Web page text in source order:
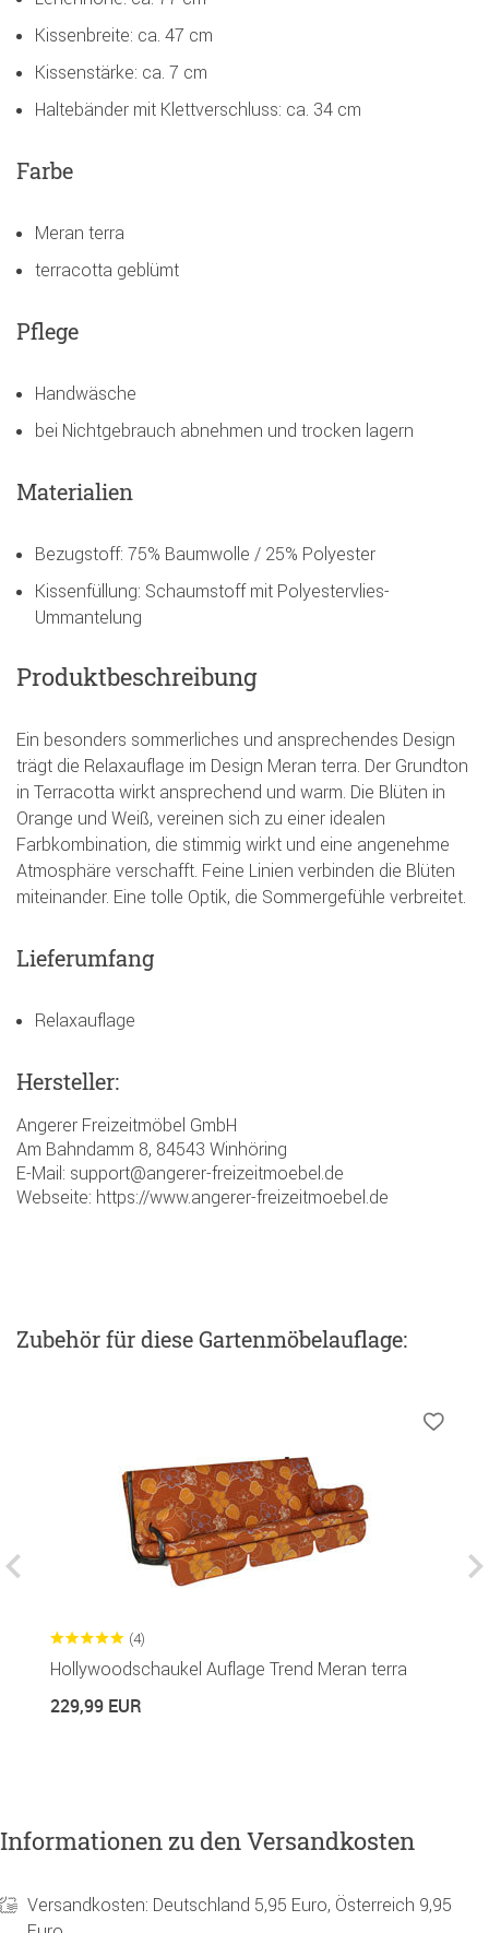
Kissenbreite: ca. 47 cm
Kissenstärke: ca. 7 cm
Haltebänder mit Klettverschluss: ca. 34 cm
Farbe
Meran terra
terracotta geblümt
Pflege
Handwäsche
bei Nichtgebrauch abnehmen und trocken lagern
Materialien
Bezugstoff: 75% Baumwolle / 25% Polyester
Kissenfüllung: Schaumstoff mit Polyestervlies-
Ummantelung
Produktbeschreibung
Ein besonders sommerliches und ansprechendes Design
trägt die Relaxauflage im Design Meran terra. Der Grundton
in Terracotta wirkt ansprechend und warm. Die Blüten in
Orange und Weiß, vereinen sich zu einer idealen
Farbkombination, die stimmig wirkt und eine angenehme
Atmosphäre verschafft. Feine Linien verbinden die Blüten
miteinander. Eine tolle Optik, die Sommergefühle verbreitet.
Lieferumfang
Relaxauflage
Hersteller:
Angerer Freizeitmöbel GmbH
Am Bahndamm 8, 84543 Winhöring
E-Mail: support@angerer-freizeitmoebel.de
Webseite: https://www.angerer-freizeitmoebel.de
Zubehörfür diese Gartenmöbelauflage:
(4)
Hollywoodschaukel Auflage Trend Meran terra
229,99 EUR
Informationen zu den Versandkosten
Versandkosten: Deutschland 5,95 Euro, Österreich 9,95